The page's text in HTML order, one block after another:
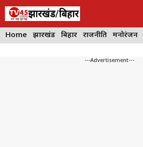
Skip
content
Home झारखंड बिहार राजनीति मनोरंजन
---Advertisement---